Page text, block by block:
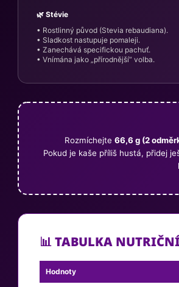
🌿 Stévie
• Rostlinný původ (Stevia rebaudiana).
• Sladkost nastupuje pomaleji.
• Zanechává specifickou pachuť.
• Vnímána jako „přírodnější“ volba.
Rozmíchejte 66,6 g (2
Pokud je kaše příliš hustá, přidej
📊 TABULKA
Hodnoty